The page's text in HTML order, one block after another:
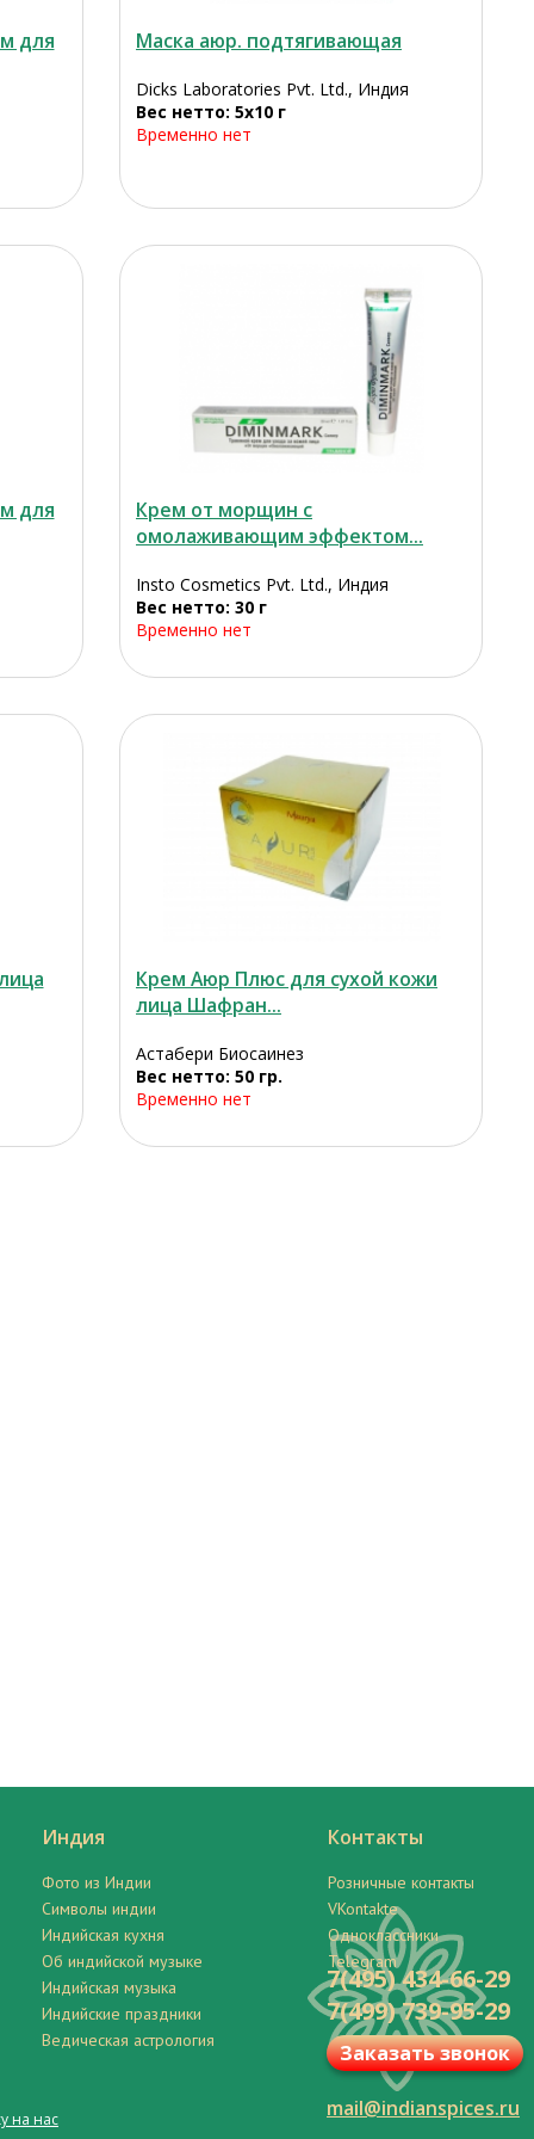
для Маска аюр. подтягивающая
Dicks Laboratories Pvt. Ltd., Индия
Вес нетто: 5х10 г
Временно нет
для
Крем от морщин с
омолаживающим эффектом...
Insto Cosmetics Pvt. Ltd., Индия
Вес нетто: 30 г
Временно нет
Крем Аюр Плюс для сухой кожи
лица Шафран...
Астабери Биосаинез
Вес нетто: 50 гр.
Временно нет
Индия
Фото из Индии
Символы индии
Индийская кухня
Об индийской музыке
Индийская музыка
Индийские праздники
Ведическая астрология
Контакты
Розничные контакты
VKontakte
Одноклассники
Telegram
на нас
7(495) 434-66-29
7(499) 739-95-29
Заказать звонок
mail@indianspices.ru